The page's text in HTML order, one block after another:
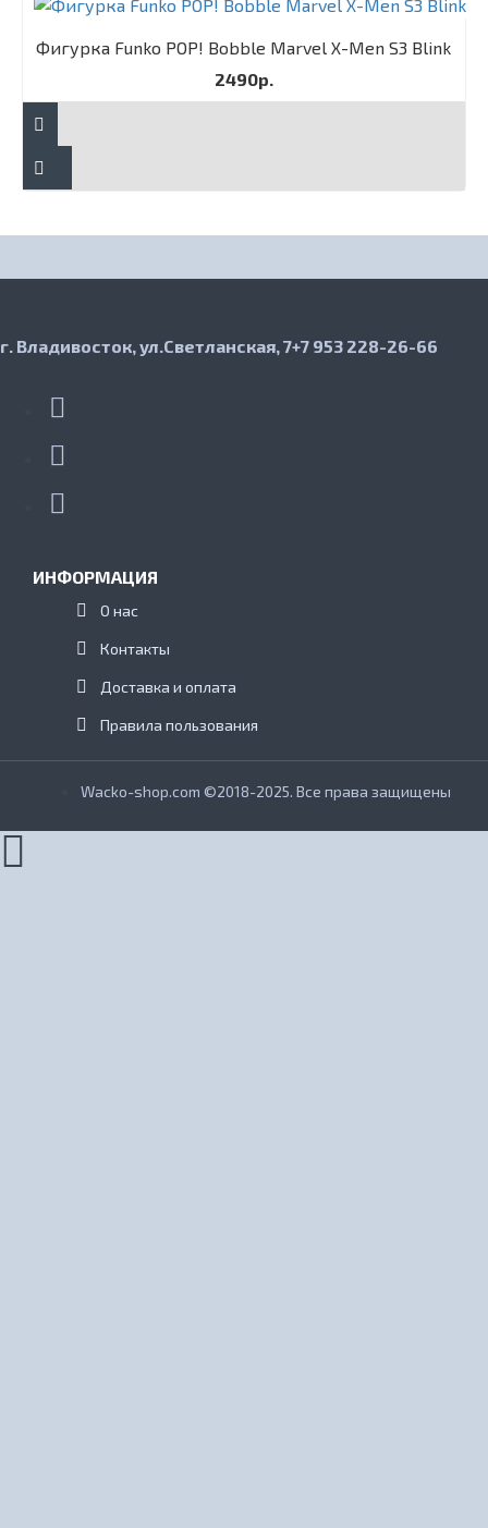
Фигурка Funko POP! Bobble Marvel X-Men S3 Blink
2490р.
г. Владивосток, ул.Светланская, 7+7 953 228-26-66
ИНФОРМАЦИЯ
О нас
Контакты
Доставка и оплата
Правила пользования
Wacko-shop.com ©2018-2025. Все права защищены